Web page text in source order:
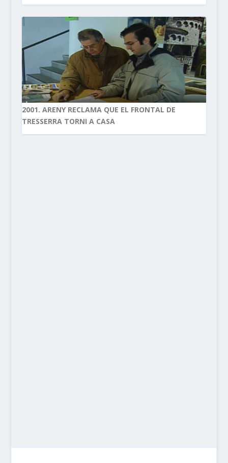
2001. ARENY RECLAMA QUE EL FRONTAL DE
TRESSERRA TORNI A CASA